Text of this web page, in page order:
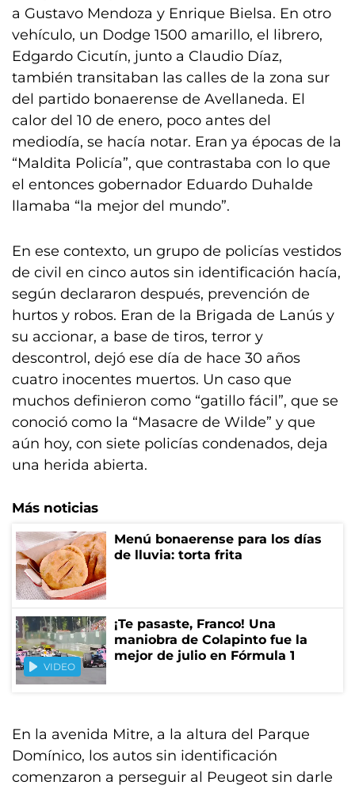
a Gustavo Mendoza y Enrique Bielsa. En otro
vehículo, un Dodge 1500 amarillo, el librero,
Edgardo Cicutín, junto a Claudio Díaz,
también transitaban las calles de la zona sur
del partido bonaerense de Avellaneda. El
calor del 10 de enero, poco antes del
mediodía, se hacía notar. Eran ya épocas de la
“Maldita Policía”, que contrastaba con lo que
el entonces gobernador Eduardo Duhalde
llamaba “la mejor del mundo”.
En ese contexto, un grupo de policías vestidos
de civil en cinco autos sin identificación hacía,
según declararon después, prevención de
hurtos y robos. Eran de la Brigada de Lanús y
su accionar, a base de tiros, terror y
descontrol, dejó ese día de hace 30 años
cuatro inocentes muertos. Un caso que
muchos definieron como “gatillo fácil”, que se
conoció como la “Masacre de Wilde” y que
aún hoy, con siete policías condenados, deja
una herida abierta.
Más noticias
Menú bonaerense para los días
de lluvia: torta frita
VIDEO
¡Te pasaste, Franco! Una
maniobra de Colapinto fue la
mejor de julio en Fórmula 1
En la avenida Mitre, a la altura del Parque
Domínico, los autos sin identificación
comenzaron a perseguir al Peugeot sin darle